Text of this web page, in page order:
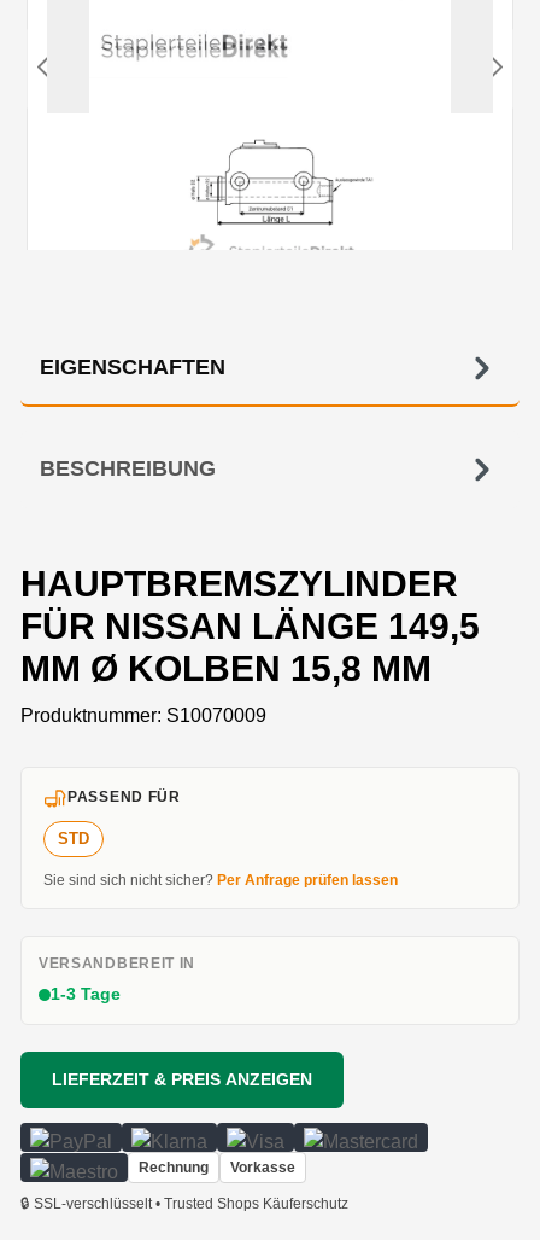
EIGENSCHAFTEN
BESCHREIBUNG
HAUPTBREMSZYLINDER
FÜR NISSAN LÄNGE 149,5
MM Ø KOLBEN 15,8 MM
Produktnummer: S10070009
PASSEND FÜR
STD
Sie sind sich nicht sicher? Per Anfrage prüfen lassen
VERSANDBEREIT IN
1-3 Tage
LIEFERZEIT & PREIS ANZEIGEN
Rechnung Vorkasse
🔒 SSL-verschlüsselt • Trusted Shops Käuferschutz